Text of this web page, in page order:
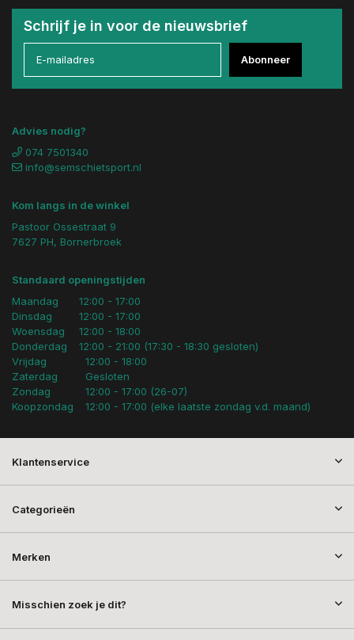
Schrijf je in voor de nieuwsbrief
Abonneer
Advies nodig?
074 7501340
info@semschietsport.nl
Kom langs in de winkel
Pastoor Ossestraat 9
7627 PH, Bornerbroek
Standaard openingstijden
Maandag
Dinsdag
Woensdag
Donderdag
12:00 - 17:00
12:00 - 17:00
12:00 - 18:00
12:00 - 21:00 (17:30 - 18:30 gesloten)
Vrijdag
Zaterdag
Zondag
Koopzondag
12:00 - 18:00
Gesloten
12:00 - 17:00 (26-07)
12:00 - 17:00 (elke laatste zondag v.d. maand)
Klantenservice
Categorieën
Merken
Misschien zoek je dit?